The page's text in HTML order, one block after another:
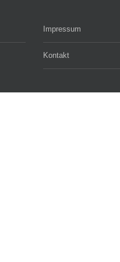
Impressum
Kontakt